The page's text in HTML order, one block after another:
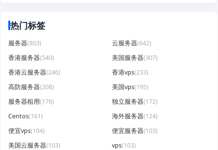
热门标签
服务器(803) 云服务器(642)
香港服务器(540) 美国服务器(307)
香港云服务器(246) 香港vps(233)
高防服务器(208) 美国vps(195)
服务器租用(176) 独立服务器(172)
Centos(161) 海外服务器(124)
便宜vps(104) 便宜服务器(103)
美国云服务器(103) vps(103)